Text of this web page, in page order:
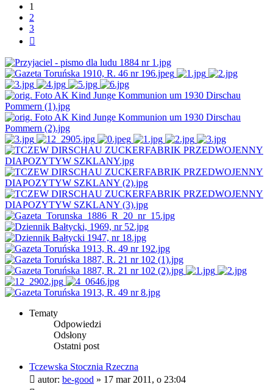
1
2
3
Tematy
Odpowiedzi
Odsłony
Ostatni post
Tczewska Stocznia Rzeczna
autor: be-good » 17 mar 2011, o 23:04